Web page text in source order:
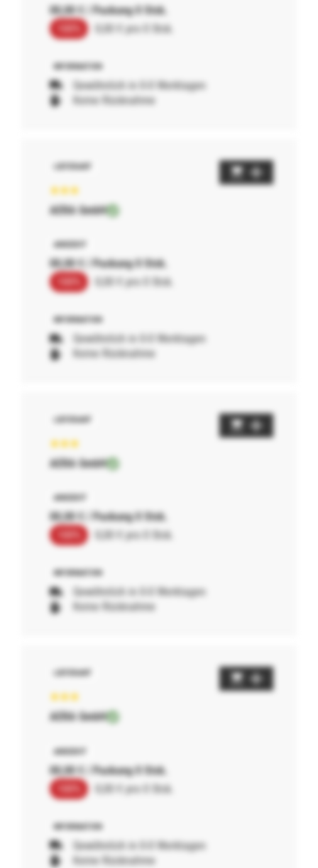
00,00 € / Packung 0 Stck.
0,00 € pro 0 Stck.
Gewöhnlich in 0-0 Werktagen
Keine Rücknahme
AERA GmbH
00,00 € / Packung 0 Stck.
0,00 € pro 0 Stck.
Gewöhnlich in 0-0 Werktagen
Keine Rücknahme
AERA GmbH
00,00 € / Packung 0 Stck.
0,00 € pro 0 Stck.
Gewöhnlich in 0-0 Werktagen
Keine Rücknahme
AERA GmbH
00,00 € / Packung 0 Stck.
0,00 € pro 0 Stck.
Gewöhnlich in 0-0 Werktagen
Keine Rücknahme